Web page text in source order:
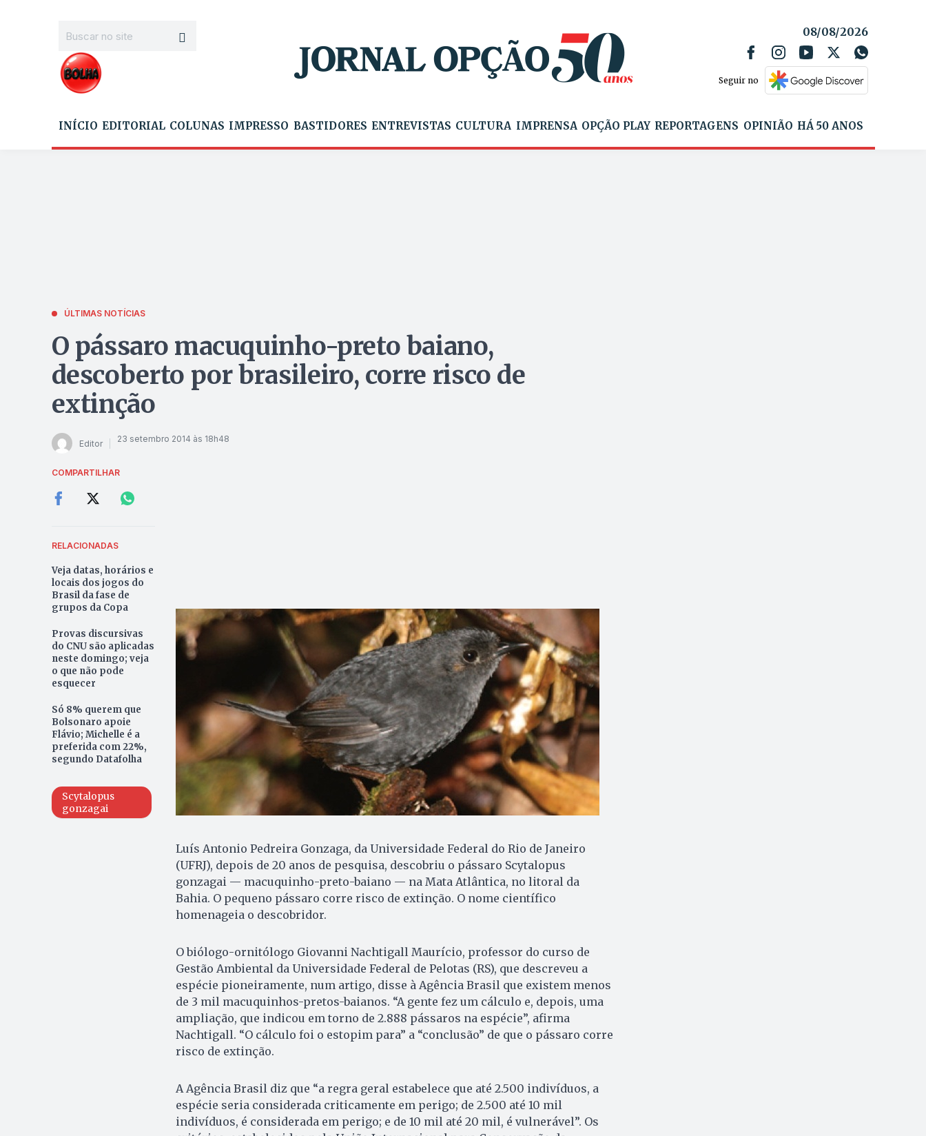
08/08/2026
Seguir no
INÍCIO EDITORIAL COLUNAS IMPRESSO BASTIDORES ENTREVISTAS CULTURA IMPRENSA OPÇÃO PLAY REPORTAGENS OPINIÃO HÁ 50 ANOS
ÚLTIMAS NOTÍCIAS
O pássaro macuquinho-preto baiano,
descoberto por brasileiro, corre risco de
extinção
Editor 23 setembro 2014 às 18h48
COMPARTILHAR
RELACIONADAS
Veja datas, horários e
locais dos jogos do
Brasil da fase de
grupos da Copa
Provas discursivas
do CNU são aplicadas
neste domingo; veja
o que não pode
esquecer
Só 8% querem que
Bolsonaro apoie
Flávio; Michelle é a
preferida com 22%,
segundo Datafolha
Scytalopus
gonzagai
Luís Antonio Pedreira Gonzaga, da Universidade Federal do Rio de Janeiro
(UFRJ), depois de 20 anos de pesquisa, descobriu o pássaro Scytalopus
gonzagai — macuquinho-preto-baiano — na Mata Atlântica, no litoral da
Bahia. O pequeno pássaro corre risco de extinção. O nome científico
homenageia o descobridor.
O biólogo-ornitólogo Giovanni Nachtigall Maurício, professor do curso de
Gestão Ambiental da Universidade Federal de Pelotas (RS), que descreveu a
espécie pioneiramente, num artigo, disse à Agência Brasil que existem menos
de 3 mil macuquinhos-pretos-baianos. “A gente fez um cálculo e, depois, uma
ampliação, que indicou em torno de 2.888 pássaros na espécie”, afirma
Nachtigall. “O cálculo foi o estopim para” a “conclusão” de que o pássaro corre
risco de extinção.
A Agência Brasil diz que “a regra geral estabelece que até 2.500 indivíduos, a
espécie seria considerada criticamente em perigo; de 2.500 até 10 mil
indivíduos, é considerada em perigo; e de 10 mil até 20 mil, é vulnerável”. Os